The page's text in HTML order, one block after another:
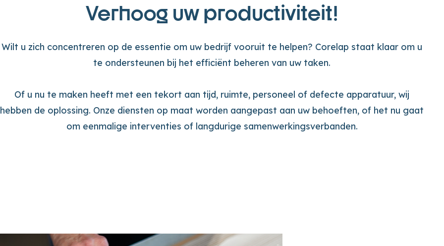
Verhoog uw productiviteit!
Wilt u zich concentreren op de essentie om uw bedrijf vooruit te helpen? Corelap staat klaar om u
te ondersteunen bij het efficiënt beheren van uw taken.
Of u nu te maken heeft met een tekort aan tijd, ruimte, personeel of defecte apparatuur, wij
hebben de oplossing. Onze diensten op maat worden aangepast aan uw behoeften, of het nu gaat
om eenmalige interventies of langdurige samenwerkingsverbanden.